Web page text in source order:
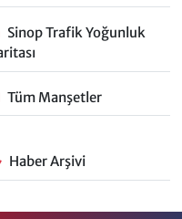
Sinop Trafik Yoğunluk
Tüm Manşetler
Haber Arşivi